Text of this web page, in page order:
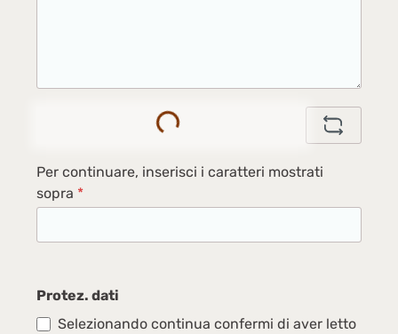
Loading...
Per continuare, inserisci i caratteri mostrati
sopra *
Protez. dati
Selezionando continua confermi di aver letto